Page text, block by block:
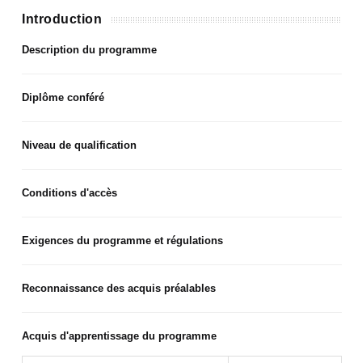
Introduction
Description du programme
Diplôme conféré
Niveau de qualification
Conditions d'accès
Exigences du programme et régulations
Reconnaissance des acquis préalables
Acquis d'apprentissage du programme